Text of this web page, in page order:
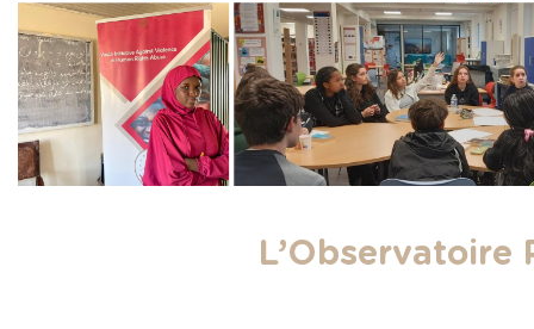
L’Observatoire